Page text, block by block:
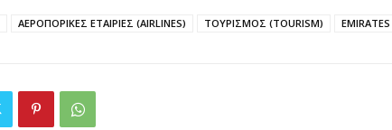
ΑΕΡΟΠΟΡΙΚΕΣ ΕΤΑΙΡΙΕΣ (AIRLINES) ΤΟΥΡΙΣΜΟΣ (TOURISM) EMIRATES